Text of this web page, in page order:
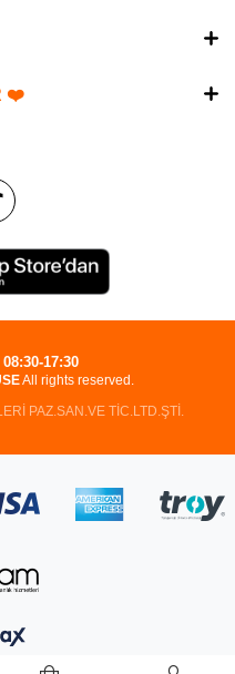
❤️
All rights reserved.
PAZ.SAN.VE TİC.LTD.ŞTİ.
08:30-17:30